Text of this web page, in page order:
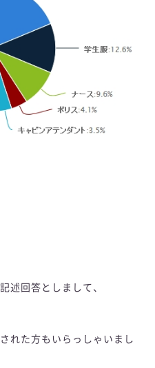
述回答としまして、
れた方もいらっしゃいまし